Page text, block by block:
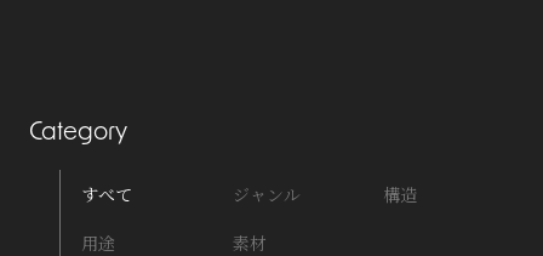
Category
すべて ジャンル
構造
用途
素材